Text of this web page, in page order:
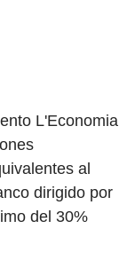
L'Economia
al
dirigido por
del 30%